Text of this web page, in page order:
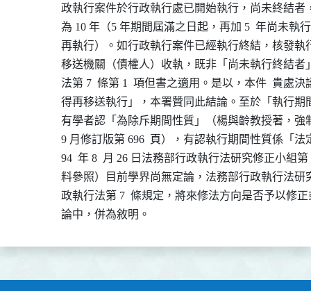
政執行案件於行政執行處已開始執行，尚未終結
為 10 年（5 年期間屆滿之日起，再加 5  年尚未
再執行）。如行政執行案件已經執行終結，核發
移送機關（債權人）收執，既非「尚未執行終結
法第 7  條第 1  項但書之適用。是以，本件  貴處
得再移送執行」，本署贊同此結論。至於「執行
有學者認「為除斥期間性質」（楊與齡教授著，
9 月修訂版第 696  頁），有認執行期間性質係「
94  年 8  月 26 日法務部行政執行法研究修正小組
料參照）目前學界尚無定論，法務部行政執行法
政執行法第 7  條規定，將來修法方向是否予以修
              論中，併為敘明。